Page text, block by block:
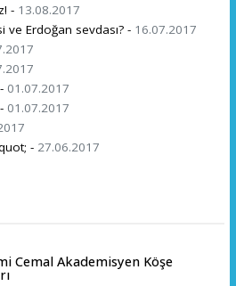
- 13.08.2017
ve Erdoğan sevdası? - 16.07.2017
01.07.2017
01.07.2017
- 27.06.2017
Cemal Akademisyen Köşe